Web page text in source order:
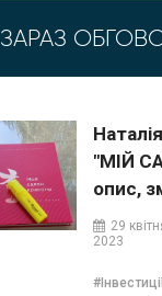
ЗАРАЗ
"МІЙ
опис,
та29
2023